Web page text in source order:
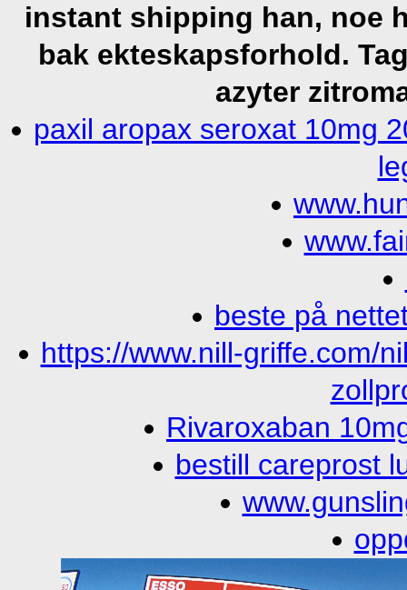
instant shipping han, noe
bak ekteskapsforhold.
azyter
paxil aropax seroxat 10mg
beste på
https://www.nill-griffe.com/
Rivaroxaban
bestill careprost